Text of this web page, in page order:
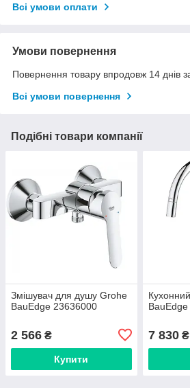
Всі умови оплати
Умови повернення
Повернення товару впродовж 14 днів
Всі умови повернення
Подібні товари компанії
Змішувач для душу Grohe
BauEdge 23636000
2 566 ₴
Купити
7 830₴